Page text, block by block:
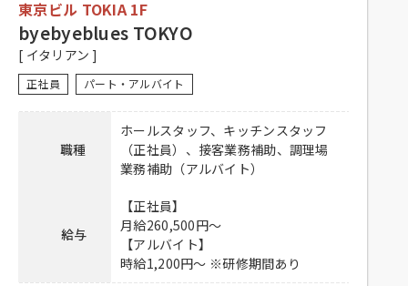
可、主婦歓迎、フリーター歓迎、
中・高齢歓迎、経験者優遇、未経験
【正社員・契約社員】
内割引有り、交通費全額支給
【アルバイト】
社員登用有り、昇給有り、社保完
備、社内割引有り、交通費全額支給
【正社員・契約社員】
メールアドレスに履歴書・職務経歴
書を添付のうえご応募ください。
Mail：RCatFujimino@garmin.com
東京ビル TOKIA 1F
byebyeblues TOKYO
[ イタリアン ]
正社員 パート・アルバイト
職種
ホールスタッフ、キッチンスタッフ
（正社員）、接客業務補助、調理場
業務補助（アルバイト）
給与
【正社員】
月給260,500円～
【アルバイト】
時給1,200円～ ※研修期間あり